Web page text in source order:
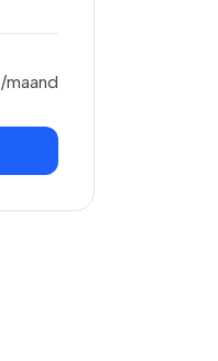
/maand